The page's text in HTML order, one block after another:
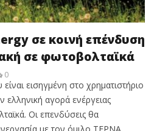
σε κοινή επένδυση
σε φωτοβολταϊκά
0
εισηγμένη στο χρηματιστήριο
ελληνική αγορά ενέργειας
Οι επενδύσεις θα